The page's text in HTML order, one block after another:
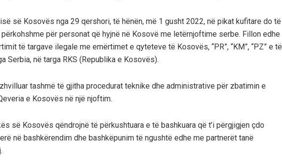
së Kosovës nga 29 qershori, të hënën, më 1 gusht 2022, në pikat kufitare do të
për personat që hyjnë në Kosovë me letërnjoftime serbe. Fillon edhe
të targave ilegale me emërtimet e qyteteve të Kosovës, “PR”, “KM”, “PZ” e të
Serbia, në targa RKS (Republika e Kosovës).
tashmë të gjitha procedurat teknike dhe administrative për zbatimin e
e Kosovës në një njoftim.
së Kosovës qëndrojnë të përkushtuara e të bashkuara që t’i përgjigjen çdo
në bashkërendim dhe bashkëpunim të ngushtë edhe me partnerët tanë